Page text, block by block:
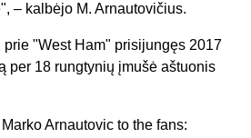
– kalbėjo M. Arnautovičius.
prie "West Ham" prisijungęs 2017
per 18 rungtynių įmušė aštuonis
Arnautovic to the fans: